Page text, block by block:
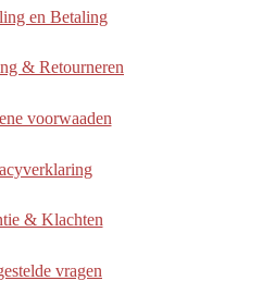
en Betaling
& Retourneren
voorwaaden
& Klachten
vragen